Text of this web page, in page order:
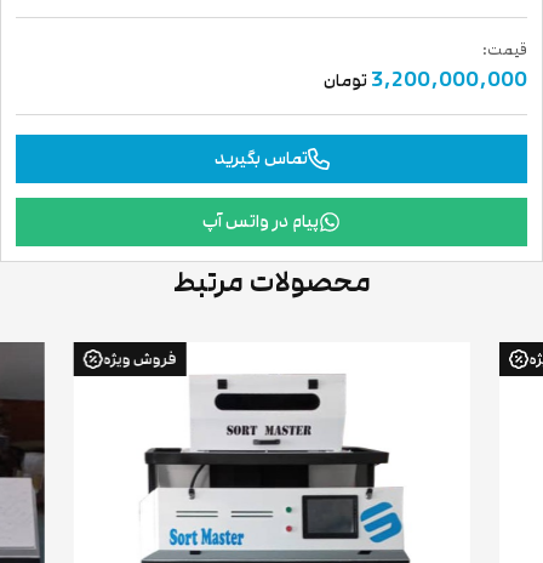
قیمت:
3,200,000,000تومان
تماس بگیرید
پیام در واتس آپ
محصولات مرتبط
فروش ویژه